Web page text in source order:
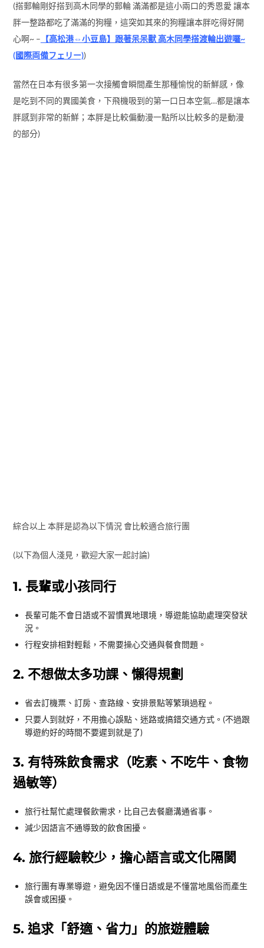
的部分)
行程安排相對輕鬆，不需要操心交通與餐食問題。
2. 不想做太多功課、懶得規劃
省去訂機票、訂房、查路線、安排景點等繁瑣過程。
導遊約好的時間不要遲到就是了)
3. 有特殊飲食需求（吃素、不吃牛、食物
減少因語言不通導致的飲食困擾。
4. 旅行經驗較少，擔心語言或文化隔閡
旅行團有專業導遊，避免因不懂日語或是不懂當地風俗而產生
誤會或困擾。
5. 追求「舒適、省力」的旅遊體驗
不需要搬行李、查電車路線、轉乘等，比自由行更輕鬆。
有遊覽車接送，省去大量步行與交通時間，重點是車上可以睡
個爽~(只是打呼就不好意思了….
不論是本人，或是旅伴其中一人的體力不太行，真的交給旅行
團會比較省事。
6. 喜歡驚喜感，不想提前知道太多